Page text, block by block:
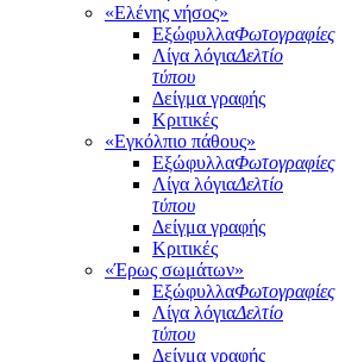
«Ελένης νήσος»
ΕξώφυλλαΦωτογραφίες
Λίγα λόγιαΔελτίο
τύπου
Δείγμα γραφής
Κριτικές
«Εγκόλπιο πάθους»
ΕξώφυλλαΦωτογραφίες
Λίγα λόγιαΔελτίο
τύπου
Δείγμα γραφής
Κριτικές
«Έρως σωμάτων»
ΕξώφυλλαΦωτογραφίες
Λίγα λόγιαΔελτίο
τύπου
Δείγμα γραφής